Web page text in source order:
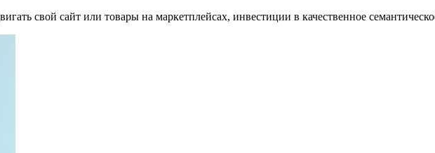
свой сайт или товары на маркетплейсах, инвестиции в качественное